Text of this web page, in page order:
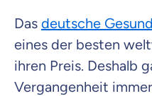
Das deutsche
eines der besten
ihren Preis. Deshalb
Vergangenheit